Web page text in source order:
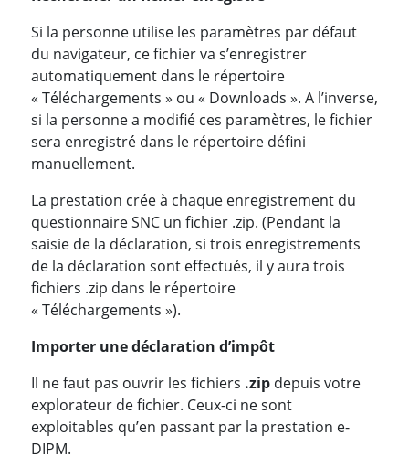
Si la personne utilise les paramètres par défaut
du navigateur, ce fichier va s’enregistrer
automatiquement dans le répertoire
« Téléchargements » ou « Downloads ». A l’inverse,
si la personne a modifié ces paramètres, le fichier
sera enregistré dans le répertoire défini
manuellement.
La prestation crée à chaque enregistrement du
questionnaire SNC un fichier .zip. (Pendant la
saisie de la déclaration, si trois enregistrements
de la déclaration sont effectués, il y aura trois
fichiers .zip dans le répertoire
« Téléchargements »).
Importer une déclaration d’impôt
Il ne faut pas ouvrir les fichiers .zip depuis votre
explorateur de fichier. Ceux-ci ne sont
exploitables qu’en passant par la prestation e-
DIPM.